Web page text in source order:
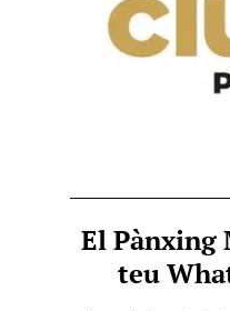
El Pànxing
teu